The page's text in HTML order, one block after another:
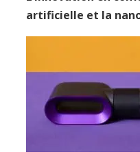
artificielle et la